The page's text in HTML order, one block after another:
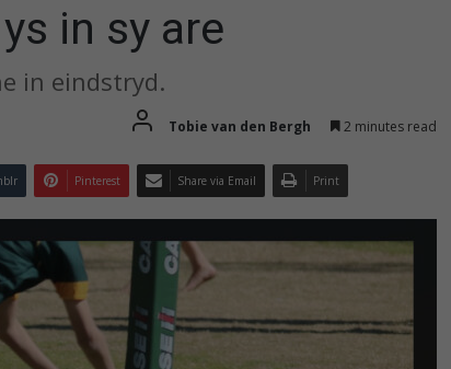
in sy are
in eindstryd.
Tobie van den Bergh 2 minutes read
Pinterest Share via Email Print